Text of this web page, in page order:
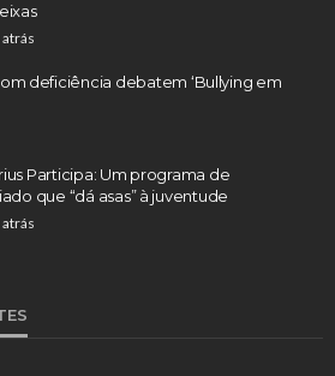
deficiência debatem ‘Bullying em
Participa: Um programa de
que “dá asas” à juventude